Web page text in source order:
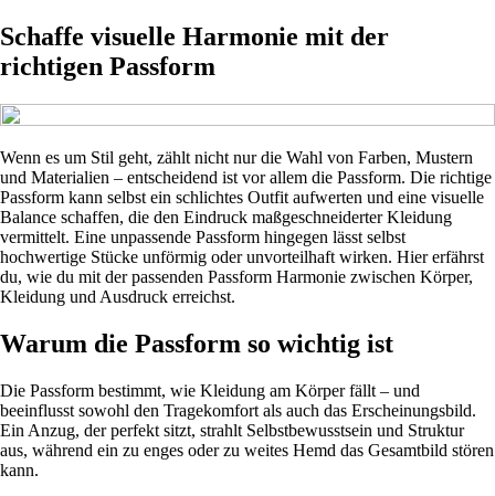
Schaffe visuelle Harmonie mit der
richtigen Passform
Wenn es um Stil geht, zählt nicht nur die Wahl von Farben, Mustern
und Materialien – entscheidend ist vor allem die Passform. Die richtige
Passform kann selbst ein schlichtes Outfit aufwerten und eine visuelle
Balance schaffen, die den Eindruck maßgeschneiderter Kleidung
vermittelt. Eine unpassende Passform hingegen lässt selbst
hochwertige Stücke unförmig oder unvorteilhaft wirken. Hier erfährst
du, wie du mit der passenden Passform Harmonie zwischen Körper,
Kleidung und Ausdruck erreichst.
Warum die Passform so wichtig ist
Die Passform bestimmt, wie Kleidung am Körper fällt – und
beeinflusst sowohl den Tragekomfort als auch das Erscheinungsbild.
Ein Anzug, der perfekt sitzt, strahlt Selbstbewusstsein und Struktur
aus, während ein zu enges oder zu weites Hemd das Gesamtbild stören
kann.